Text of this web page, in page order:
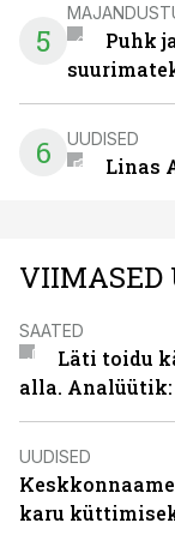
5
Puhk
6 UUDISED
Linas
VIIMASED
SAATED
Läti toidu
alla.
UUDISED
karu